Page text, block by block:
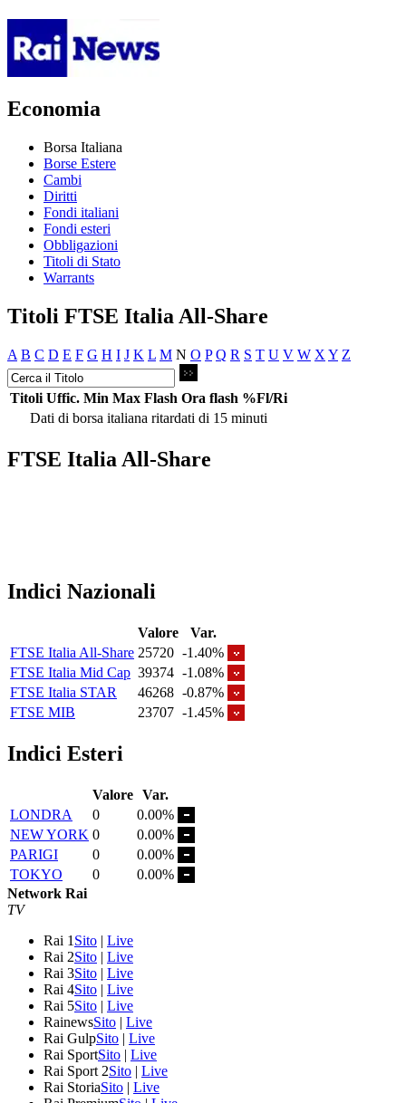
Economia
Borsa Italiana
Borse Estere
Cambi
Diritti
Fondi italiani
Fondi esteri
Obbligazioni
Titoli di Stato
Warrants
Titoli FTSE Italia All-Share
A B C D E F G H I J K L M N O P Q R S T U V W X Y Z
Titoli Uffic. Min Max Flash Ora flash %Fl/Ri
Dati di borsa italiana ritardati di 15 minuti
FTSE Italia All-Share
Indici Nazionali
Valore
Var.
FTSE Italia All-Share 25720 -1.40%
FTSE Italia Mid Cap 39374 -1.08%
FTSE Italia STAR
46268 -0.87%
FTSE MIB
23707 -1.45%
Indici Esteri
Valore Var.
LONDRA
0
0.00%
NEW YORK 0
0.00%
PARIGI
0
0.00%
TOKYO
0
0.00%
Network Rai
TV
Rai 1 Sito | Live
Rai 2Sito | Live
Rai 3Sito | Live
Rai 4Sito | Live
Rai 5Sito | Live
RainewsSito | Live
Rai GulpSito | Live
Rai SportSito | Live
Rai Sport 2Sito | Live
Rai StoriaSito | Live